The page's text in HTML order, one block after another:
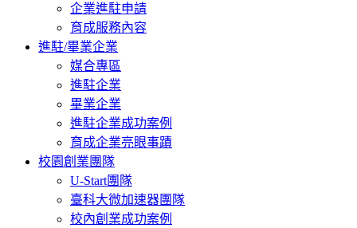
企業進駐申請
育成服務內容
進駐/畢業企業
媒合專區
進駐企業
畢業企業
進駐企業成功案例
育成企業亮眼事蹟
校園創業團隊
U-Start團隊
臺科大微加速器團隊
校內創業成功案例